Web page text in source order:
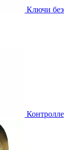
Ключи